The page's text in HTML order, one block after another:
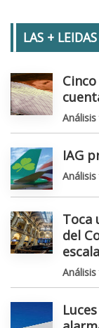
LAS + LEIDAS
IAG
Toca
del